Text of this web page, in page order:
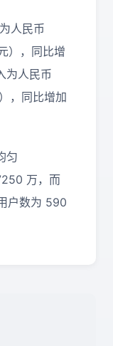
人民币
），同比增
为人民币
，同比增加
匀
万，而
户数为 590